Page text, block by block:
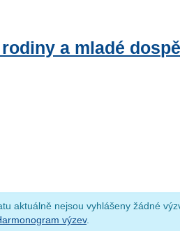
a mladé
aktuálně nejsou vyhlášeny žádné
výzev.